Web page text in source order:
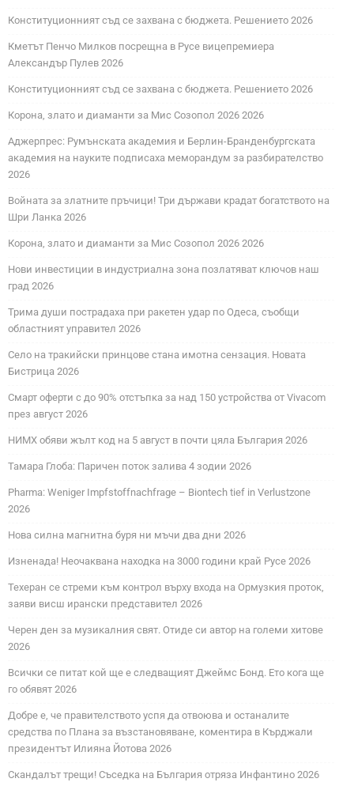
Конституционният съд се захвана с бюджета. Решението 2026
Кметът Пенчо Милков посрещна в Русе вицепремиера
Александър Пулев 2026
Конституционният съд се захвана с бюджета. Решението 2026
Корона, злато и диаманти за Мис Созопол 2026 2026
Аджерпрес: Румънската академия и Берлин-Бранденбургската
академия на науките подписаха меморандум за разбирателство
2026
Войната за златните пръчици! Три държави крадат богатството на
Шри Ланка 2026
Корона, злато и диаманти за Мис Созопол 2026 2026
Нови инвестиции в индустриална зона позлатяват ключов наш
град 2026
Трима души пострадаха при ракетен удар по Одеса, съобщи
областният управител 2026
Село на тракийски принцове стана имотна сензация. Новата
Бистрица 2026
Смарт оферти с до 90% отстъпка за над 150 устройства от Vivacom
през август 2026
НИМХ обяви жълт код на 5 август в почти цяла България 2026
Тамара Глоба: Паричен поток залива 4 зодии 2026
Pharma: Weniger Impfstoffnachfrage – Biontech tief in Verlustzone
2026
Нова силна магнитна буря ни мъчи два дни 2026
Изненада! Неочаквана находка на 3000 години край Русе 2026
Техеран се стреми към контрол върху входа на Ормузкия проток,
заяви висш ирански представител 2026
Черен ден за музикалния свят. Отиде си автор на големи хитове
2026
Всички се питат кой ще е следващият Джеймс Бонд. Ето кога ще
го обявят 2026
Добре е, че правителството успя да отвоюва и останалите
средства по Плана за възстановяване, коментира в Кърджали
президентът Илияна Йотова 2026
Скандалът трещи! Съседка на България отряза Инфантино 2026